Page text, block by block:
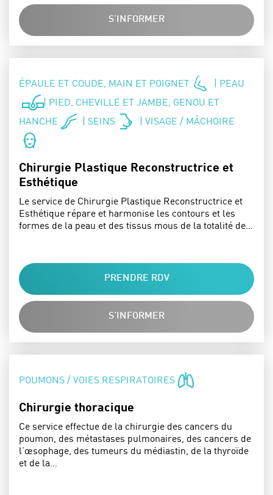
S'INFORMER
SPÉCIALITÉS :
ÉPAULE ET COUDE, MAIN ET POIGNET
| PEAU
| PIED, CHEVILLE ET JAMBE, GENOU ET
HANCHE
| SEINS | VISAGE / MÂCHOIRE
Chirurgie Plastique Reconstructrice et
Esthétique
Le service de Chirurgie Plastique Reconstructrice et
Esthétique répare et harmonise les contours et les
formes de la peau et des tissus mous de la totalité de…
PRENDRE RDV
S'INFORMER
SPÉCIALITÉS :
POUMONS / VOIES RESPIRATOIRES
Chirurgie thoracique
Ce service effectue de la chirurgie des cancers du
poumon, des métastases pulmonaires, des cancers de
l’œsophage, des tumeurs du médiastin, de la thyroïde
et de la…